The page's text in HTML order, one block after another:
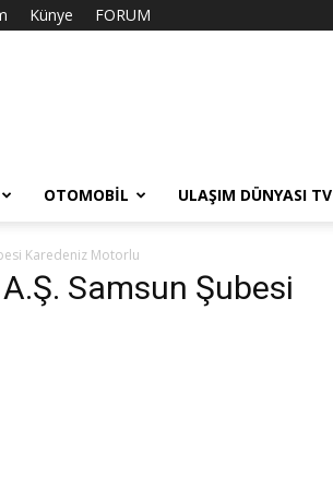
Künye FORUM
OTOMOBIL ULAŞIM DÜNYASI TV
Karedeniz Motorlu
Samsun Şubesi